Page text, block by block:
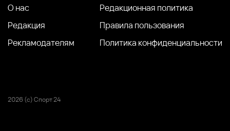
О нас
Редакция
Рекламодателям
Редакционная политика
Правила пользования
Политика конфиденциальности
2026 (с) Спорт 24